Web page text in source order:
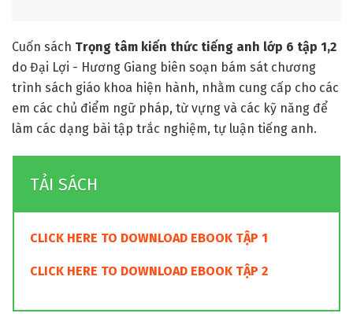
Cuốn sách Trọng tâm kiến thức tiếng anh lớp 6 tập 1,2
do Đại Lợi - Hương Giang biên soạn bám sát chương
trình sách giáo khoa hiện hành, nhằm cung cấp cho các
em các chủ điểm ngữ pháp, từ vựng và các kỹ năng để
làm các dạng bài tập trắc nghiệm, tự luận tiếng anh.
TẢI SÁCH
CLICK HERE TO DOWNLOAD EBOOK TẬP 1
CLICK HERE TO DOWNLOAD EBOOK TẬP 2